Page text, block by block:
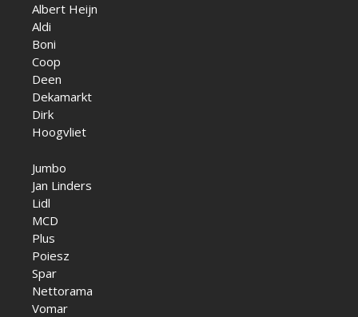
Albert Heijn
Aldi
Boni
Coop
Deen
Dekamarkt
Dirk
Hoogvliet
Jumbo
Jan Linders
Lidl
MCD
Plus
Poiesz
Spar
Nettorama
Vomar